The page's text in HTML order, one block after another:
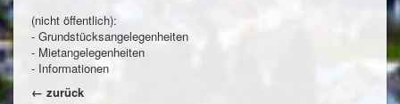
(nicht öffentlich):
- Grundstücksangelegenheiten
- Mietangelegenheiten
- Informationen
← zurück